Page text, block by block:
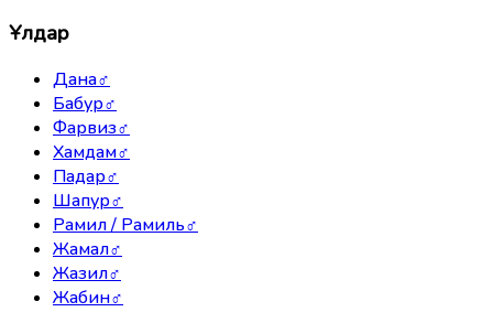
Ұлдар
Дана♂
Бабур♂
Фарвиз♂
Хамдам♂
Падар♂
Шапур♂
Рамил / Рамиль♂
Жамал♂
Жазил♂
Жабин♂